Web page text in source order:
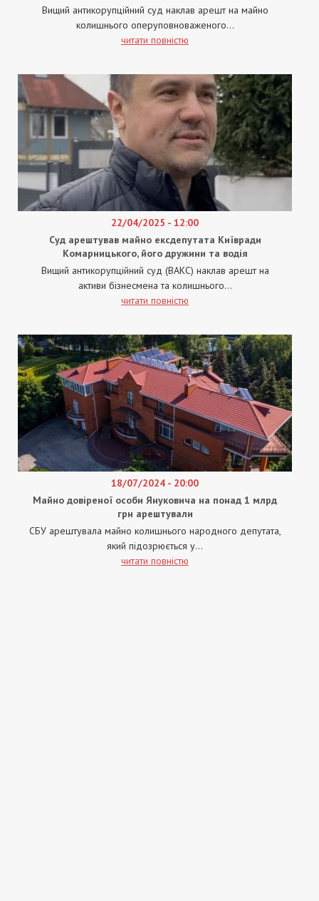
Вищий антикорупційний суд наклав арешт на майно
колишнього оперуповноваженого...
читати повністю
22/04/2025 - 12:00
Суд арештував майно ексдепутата Київради
Комарницького, його дружини та водія
Вищий антикорупційний суд (ВАКС) наклав арешт на
активи бізнесмена та колишнього...
читати повністю
18/07/2024 - 20:00
Майно довіреної особи Януковича на понад 1 млрд
грн арештували
СБУ арештувала майно колишнього народного депутата,
який підозрюється у...
читати повністю